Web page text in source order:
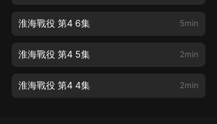
淮海戰役 第4 6集 5min
淮海戰役 第4 5集 2min
淮海戰役 第4 4集 2min